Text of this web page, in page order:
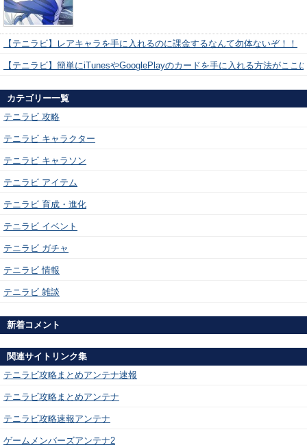
【テニラビ】レアキャラを手に入れるのに課金するなんて勿体ないぞ！！
【テニラビ】簡単にiTunesやGooglePlayのカードを手に入れる方法がここ
カテゴリー一覧
テニラビ 攻略
テニラビ キャラクター
テニラビ キャラソン
テニラビ アイテム
テニラビ 育成・進化
テニラビ イベント
テニラビ ガチャ
テニラビ 情報
テニラビ 雑談
新着コメント
関連サイトリンク集
テニラビ攻略まとめアンテナ速報
テニラビ攻略まとめアンテナ
テニラビ攻略速報アンテナ
ゲームメンバーズアンテナ2